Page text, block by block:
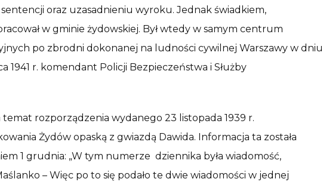
oraz uzasadnieniu wyroku. Jednak świadkiem,
w gminie żydowskiej. Był wtedy w samym centrum
po zbrodni dokonanej na ludności cywilnej Warszawy w dniu
1941 r. komendant Policji Bezpieczeństwa i Służby
rozporządzenia wydanego 23 listopada 1939 r.
Żydów opaską z gwiazdą Dawida. Informacja ta została
1 grudnia: „W tym numerze dziennika była wiadomość,
– Więc po to się podało te dwie wiadomości w jednej